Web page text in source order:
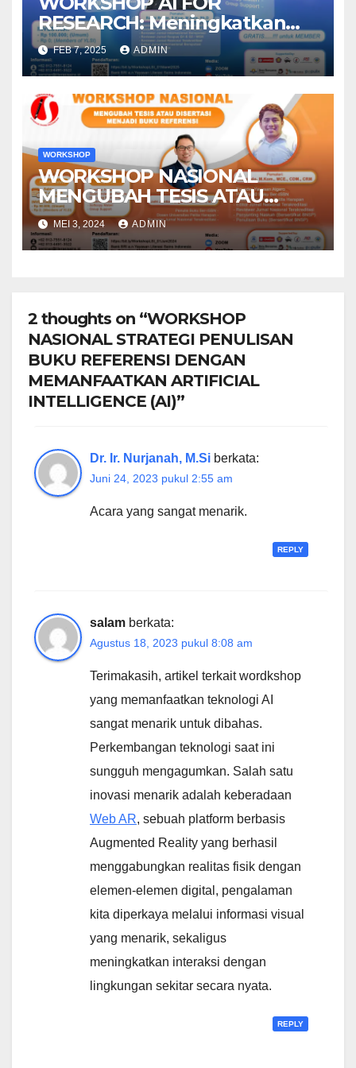
RESEARCH: Meningkatkan
Kualitas Publikasi Scopus
FEB 7, 2025 ADMIN
WORKSHOP
WORKSHOP NASIONAL
MENGUBAH TESIS ATAU
DISERTASI MENJADI BUKU
REFERENSI
MEI 3, 2024 ADMIN
2 thoughts on “WORKSHOP
NASIONAL STRATEGI PENULISAN
BUKU REFERENSI DENGAN
MEMANFAATKAN ARTIFICIAL
INTELLIGENCE (AI)”
Dr. Ir. Nurjanah, M.Si berkata:
Juni 24, 2023 pukul 2:55 am
Acara yang sangat menarik.
REPLY
salam berkata:
Agustus 18, 2023 pukul 8:08 am
Terimakasih, artikel terkait wordkshop
yang memanfaatkan teknologi AI
sangat menarik untuk dibahas.
Perkembangan teknologi saat ini
sungguh mengagumkan. Salah satu
inovasi menarik adalah keberadaan
Web AR, sebuah platform berbasis
Augmented Reality yang berhasil
menggabungkan realitas fisik dengan
elemen-elemen digital, pengalaman
kita diperkaya melalui informasi visual
yang menarik, sekaligus
meningkatkan interaksi dengan
lingkungan sekitar secara nyata.
REPLY